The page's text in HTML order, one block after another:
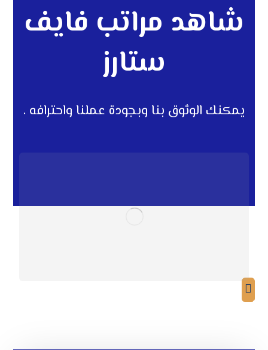
شاهد مراتب فايف
ستارز
يمكنك الوثوق بنا وبجودة عملنا واحترافه .
شاهد الفيديو